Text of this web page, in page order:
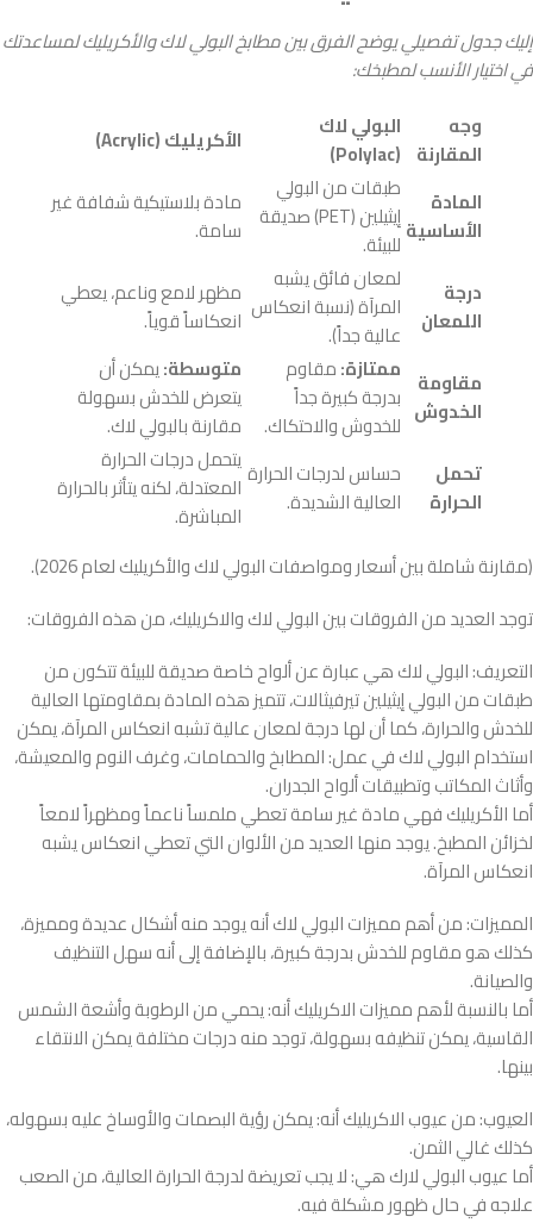
إليك جدول تفصيلي يوضح الفرق بين مطابخ البولي لاك والأكريليك لمساعدتك
في اختيار الأنسب لمطبخك:
وجه
المقارنة
البولي لاك
(Polylac)
الأكريليك (Acrylic)
المادة
الأساسية
طبقات من البولي
إيثيلين (PET) صديقة
للبيئة.
مادة بلاستيكية شفافة غير
سامة.
درجة
اللمعان
لمعان فائق يشبه
المرآة (نسبة انعكاس
عالية جداً).
مظهر لامع وناعم، يعطي
انعكاساً قوياً.
مقاومة
الخدوش
ممتازة:مقاوم
بدرجة كبيرة جداً
للخدوش والاحتكاك.
متوسطة:يمكن أن
يتعرض للخدش بسهولة
مقارنة بالبولي لاك.
تحمل
الحرارة
حساس لدرجات الحرارة
العالية الشديدة.
يتحمل درجات الحرارة
المعتدلة، لكنه يتأثر بالحرارة
المباشرة.
(مقارنة شاملة بين أسعار ومواصفات البولي لاك والأكريليك لعام 2026).
توجد العديد من الفروقات بين البولي لاك والاكريليك، من هذه الفروقات:
التعريف: البولي لاك هي عبارة عن ألواح خاصة صديقة للبيئة تتكون من
طبقات من البولي إيثيلين تيرفيثالات، تتميز هذه المادة بمقاومتها العالية
للخدش والحرارة، كما أن لها درجة لمعان عالية تشبه انعكاس المرآة، يمكن
استخدام البولي لاك في عمل: المطابخ والحمامات، وغرف النوم والمعيشة،
وأثاث المكاتب وتطبيقات ألواح الجدران.
أما الأكريليك فهي مادة غير سامة تعطي ملمساً ناعماً ومظهراً لامعاً
لخزائن المطبخ. يوجد منها العديد من الألوان التي تعطي انعكاس يشبه
انعكاس المرآة.
المميزات: من أهم مميزات البولي لاك أنه يوجد منه أشكال عديدة ومميزة،
كذلك هو مقاوم للخدش بدرجة كبيرة، بالإضافة إلى أنه سهل التنظيف
والصيانة.
أما بالنسبة لأهم مميزات الاكريليك أنه: يحمي من الرطوبة وأشعة الشمس
القاسية، يمكن تنظيفه بسهولة، توجد منه درجات مختلفة يمكن الانتقاء
بينها.
العيوب: من عيوب الاكريليك أنه: يمكن رؤية البصمات والأوساخ عليه بسهوله،
كذلك غالي الثمن.
أما عيوب البولي لارك هي: لا يجب تعريضة لدرجة الحرارة العالية، من الصعب
علاجه في حال ظهور مشكلة فيه.